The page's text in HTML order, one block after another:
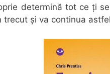
determină tot ce ți
și va continua